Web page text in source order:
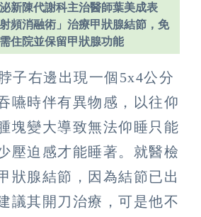
新陳代謝科主治醫師葉美成表
頻消融術」治療甲狀腺結節，免
住院並保留甲狀腺功能
子右邊出現一個5x4公分
嚥時伴有異物感，以往仰
塊變大導致無法仰睡只能
壓迫感才能睡著。就醫檢
狀腺結節，因為結節已出
議其開刀治療，可是他不